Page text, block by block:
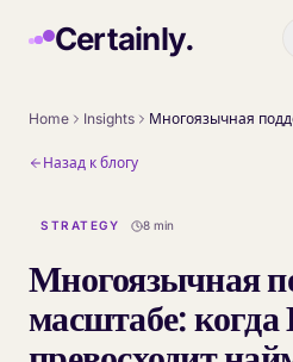
Certainly.
Home Insights
Назад к блогу
STRATEGY 8 min
Многоязычная
масштабе: